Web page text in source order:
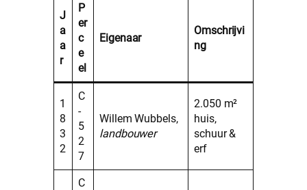
J
a
a
r
P
er
c
e
el
Eigenaar
Omschrijvi
ng
1
8
3
2
C
-
5
2
7
Willem Wubbels,
landbouwer
2.050 m²
huis,
schuur &
erf
C